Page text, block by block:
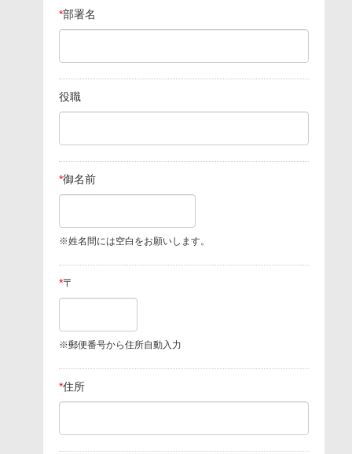
*部署名
役職
*御名前
※姓名間には空白をお願いします。
*〒
※郵便番号から住所自動入力
*住所